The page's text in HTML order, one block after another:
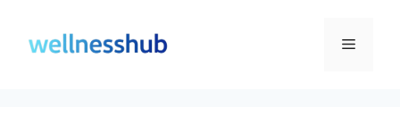
메